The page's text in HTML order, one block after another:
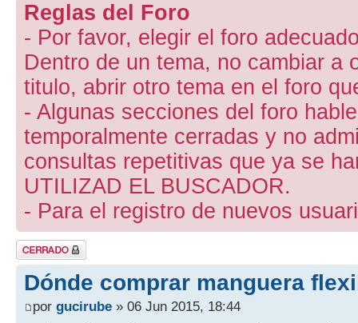
Reglas del Foro
- Por favor, elegir el foro
Dentro de un tema, no cambiar a
titulo, abrir otro tema en el foro
- Algunas secciones del foro
temporalmente cerradas y no
consultas repetitivas que ya se
UTILIZAD EL BUSCADOR.
- Para el registro de nuevos
Tema cerrado
Dónde comprar manguera
por gucirube » 06 Jun 2015, 18:44